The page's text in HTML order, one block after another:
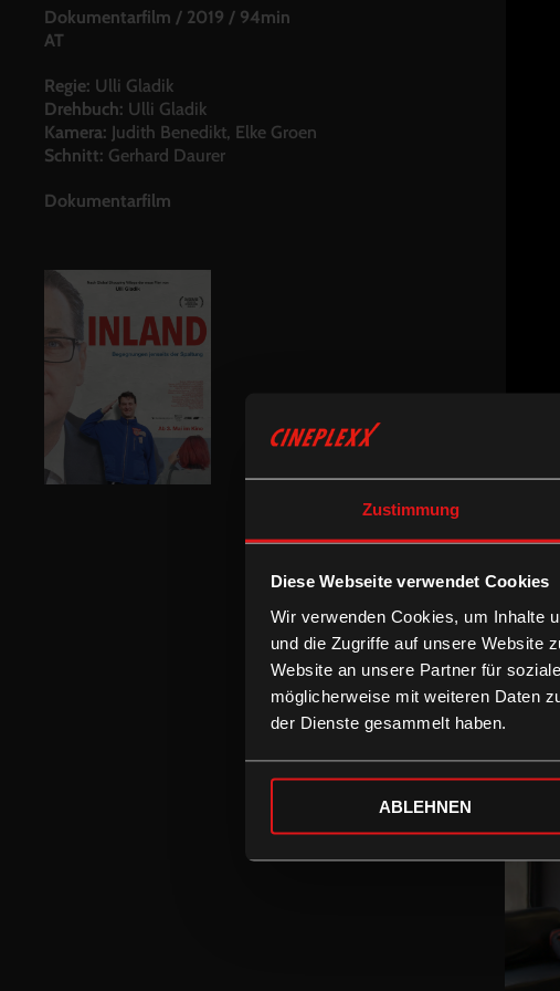
Zustimmung
Diese Webseite verwendet Cookies
Wir verwenden Cookies, um Inhalte
und die Zugriffe auf unsere Website
Website an unsere Partner für
möglicherweise mit weiteren Daten
der Dienste gesammelt haben.
ABLEHNEN
Dokumentarfilm / 2019 / 94min
AT
Regie: Ulli Gladik
Drehbuch: Ulli Gladik
Kamera: Judith Benedikt, Elke Groen
Schnitt: Gerhard Daurer
Dokumentarfilm